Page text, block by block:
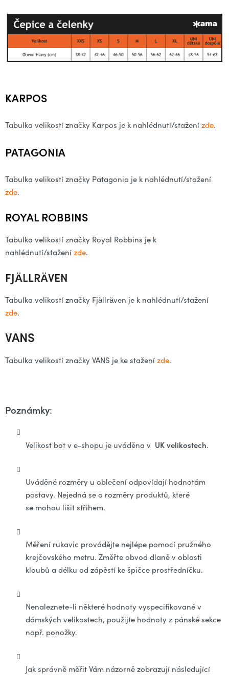
KARPOS
Tabulka velikostí značky Karpos je k nahlédnutí/stažení zde.
PATAGONIA
Tabulka velikostí značky Patagonia je k nahlédnutí/stažení
zde.
ROYAL ROBBINS
Tabulka velikostí značky Royal Robbins je k
nahlédnutí/stažení zde.
FJÄLLRÄVEN
Tabulka velikostí značky Fjällräven je k nahlédnutí/stažení
zde.
VANS
Tabulka velikostí značky VANS je ke stažení zde.
Poznámky:
Velikost bot v e-shopu je uváděna v UK velikostech.
Uváděné rozměry u oblečení odpovídají hodnotám
postavy. Nejedná se o rozměry produktů, které
se mohou lišit střihem.
Měření rukavic provádějte nejlépe pomocí pružného
krejčovského metru. Změřte obvod dlaně v oblasti
kloubů a délku od zápěstí ke špičce prostředníčku.
Nenaleznete-li některé hodnoty vyspecifikované v
dámských velikostech, použijte hodnoty z pánské sekce
např. ponožky.
Jak správně měřit Vám názorně zobrazují následující